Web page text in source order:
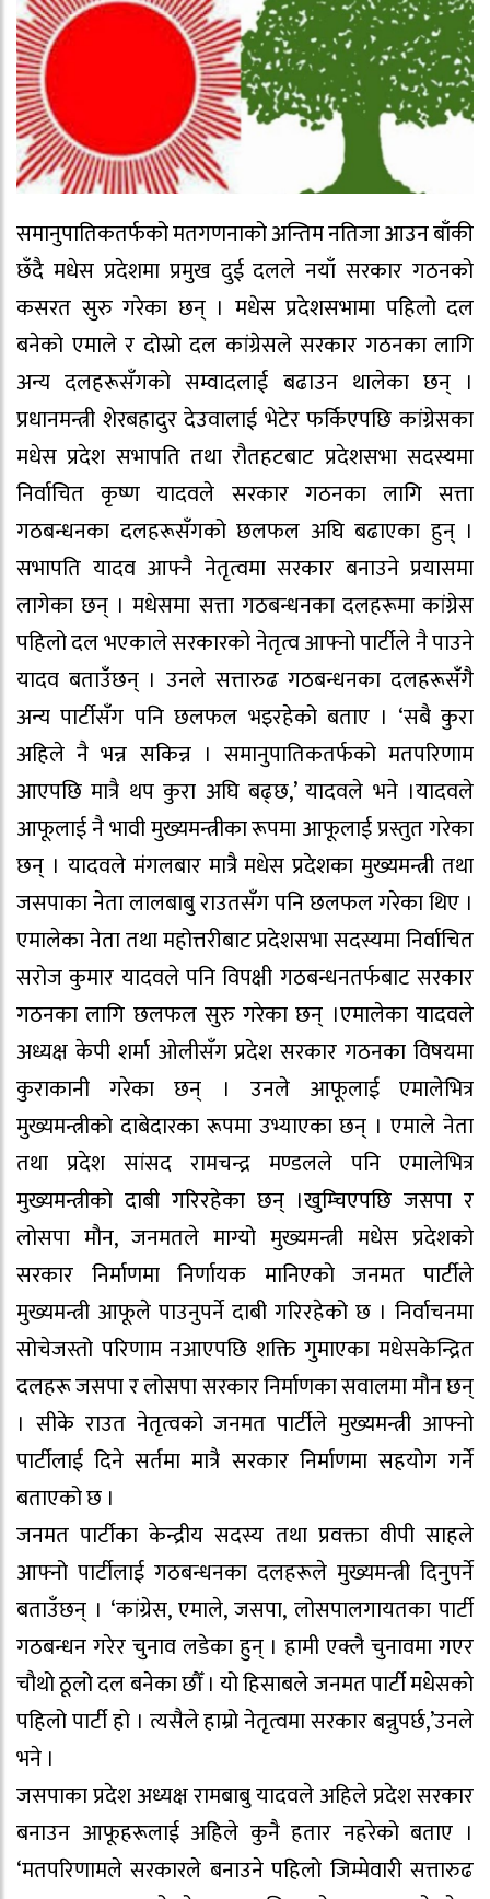
समानुपातिकतर्फको मतगणनाको अन्तिम नतिजा आउन बाँकी
छँदै मधेस प्रदेशमा प्रमुख दुई दलले नयाँ सरकार गठनको
कसरत सुरु गरेका छन् । मधेस प्रदेशसभामा पहिलो दल
बनेको एमाले र दोस्रो दल कांग्रेसले सरकार गठनका लागि
अन्य दलहरूसँगको सम्वादलाई बढाउन थालेका छन् ।
प्रधानमन्त्री शेरबहादुर देउवालाई भेटेर फर्किएपछि कांग्रेसका
मधेस प्रदेश सभापति तथा रौतहटबाट प्रदेशसभा सदस्यमा
निर्वाचित कृष्ण यादवले सरकार गठनका लागि सत्ता
गठबन्धनका दलहरूसँगको छलफल अघि बढाएका हुन् ।
सभापति यादव आफ्नै नेतृत्वमा सरकार बनाउने प्रयासमा
लागेका छन् । मधेसमा सत्ता गठबन्धनका दलहरूमा कांग्रेस
पहिलो दल भएकाले सरकारको नेतृत्व आफ्नो पार्टीले नै पाउने
यादव बताउँछन् । उनले सत्तारुढ गठबन्धनका दलहरूसँगै
अन्य पार्टीसँग पनि छलफल भइरहेको बताए । ‘सबै कुरा
अहिले नै भन्न सकिन्न । समानुपातिकतर्फको मतपरिणाम
आएपछि मात्रै थप कुरा अघि बढ्छ,’ यादवले भने ।यादवले
आफूलाई नै भावी मुख्यमन्त्रीका रूपमा आफूलाई प्रस्तुत गरेका
छन् । यादवले मंगलबार मात्रै मधेस प्रदेशका मुख्यमन्त्री तथा
जसपाका नेता लालबाबु राउतसँग पनि छलफल गरेका थिए ।
एमालेका नेता तथा महोत्तरीबाट प्रदेशसभा सदस्यमा निर्वाचित
सरोज कुमार यादवले पनि विपक्षी गठबन्धनतर्फबाट सरकार
गठनका लागि छलफल सुरु गरेका छन् ।एमालेका यादवले
अध्यक्ष केपी शर्मा ओलीसँग प्रदेश सरकार गठनका विषयमा
कुराकानी गरेका छन् । उनले आफूलाई एमालेभित्र
मुख्यमन्त्रीको दाबेदारका रूपमा उभ्याएका छन् । एमाले नेता
तथा प्रदेश सांसद रामचन्द्र मण्डलले पनि एमालेभित्र
मुख्यमन्त्रीको दाबी गरिरहेका छन् ।खुम्चिएपछि जसपा र
लोसपा मौन, जनमतले माग्यो मुख्यमन्त्री मधेस प्रदेशको
सरकार निर्माणमा निर्णायक मानिएको जनमत पार्टीले
मुख्यमन्त्री आफूले पाउनुपर्ने दाबी गरिरहेको छ । निर्वाचनमा
सोचेजस्तो परिणाम नआएपछि शक्ति गुमाएका मधेसकेन्द्रित
दलहरू जसपा र लोसपा सरकार निर्माणका सवालमा मौन छन्
। सीके राउत नेतृत्वको जनमत पार्टीले मुख्यमन्त्री आफ्नो
पार्टीलाई दिने सर्तमा मात्रै सरकार निर्माणमा सहयोग गर्ने
बताएको छ ।
जनमत पार्टीका केन्द्रीय सदस्य तथा प्रवक्ता वीपी साहले
आफ्नो पार्टीलाई गठबन्धनका दलहरूले मुख्यमन्त्री दिनुपर्ने
बताउँछन् । ‘कांग्रेस, एमाले, जसपा, लोसपालगायतका पार्टी
गठबन्धन गरेर चुनाव लडेका हुन् । हामी एक्लै चुनावमा गएर
चौथो ठूलो दल बनेका छौँ । यो हिसाबले जनमत पार्टी मधेसको
पहिलो पार्टी हो । त्यसैले हाम्रो नेतृत्वमा सरकार बन्नुपर्छ,’उनले
भने ।
जसपाका प्रदेश अध्यक्ष रामबाबु यादवले अहिले प्रदेश सरकार
बनाउन आफूहरूलाई अहिले कुनै हतार नहरेको बताए ।
‘मतपरिणामले सरकारले बनाउने पहिलो जिम्मेवारी सत्तारुढ